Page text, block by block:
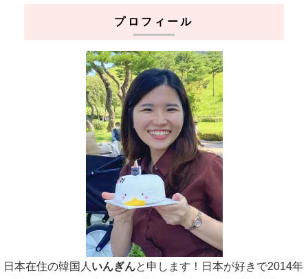
プロフィール
日本在住の韓国人 いんぎんと申します！日本が好きで2014年